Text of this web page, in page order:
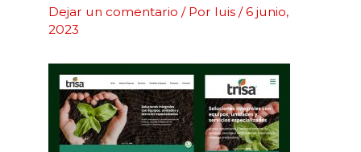
Dejar un comentario / Por luis /6 junio,
2023